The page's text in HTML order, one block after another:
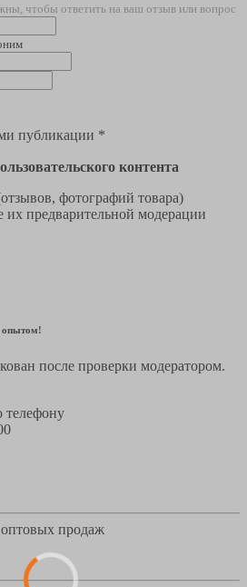
чтобы ответить на ваш отзыв или вопрос
публикации *
контента
фотографий товара)
их предварительной модерации
опытом!
после проверки модератором.
телефону
продаж